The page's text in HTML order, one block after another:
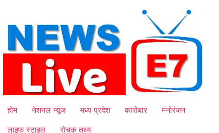
content
होम नेशनल न्यूज मध्य प्रदेश कारोबार
मनोरंजन
लाइफ स्टाइल
रोचक तथ्य